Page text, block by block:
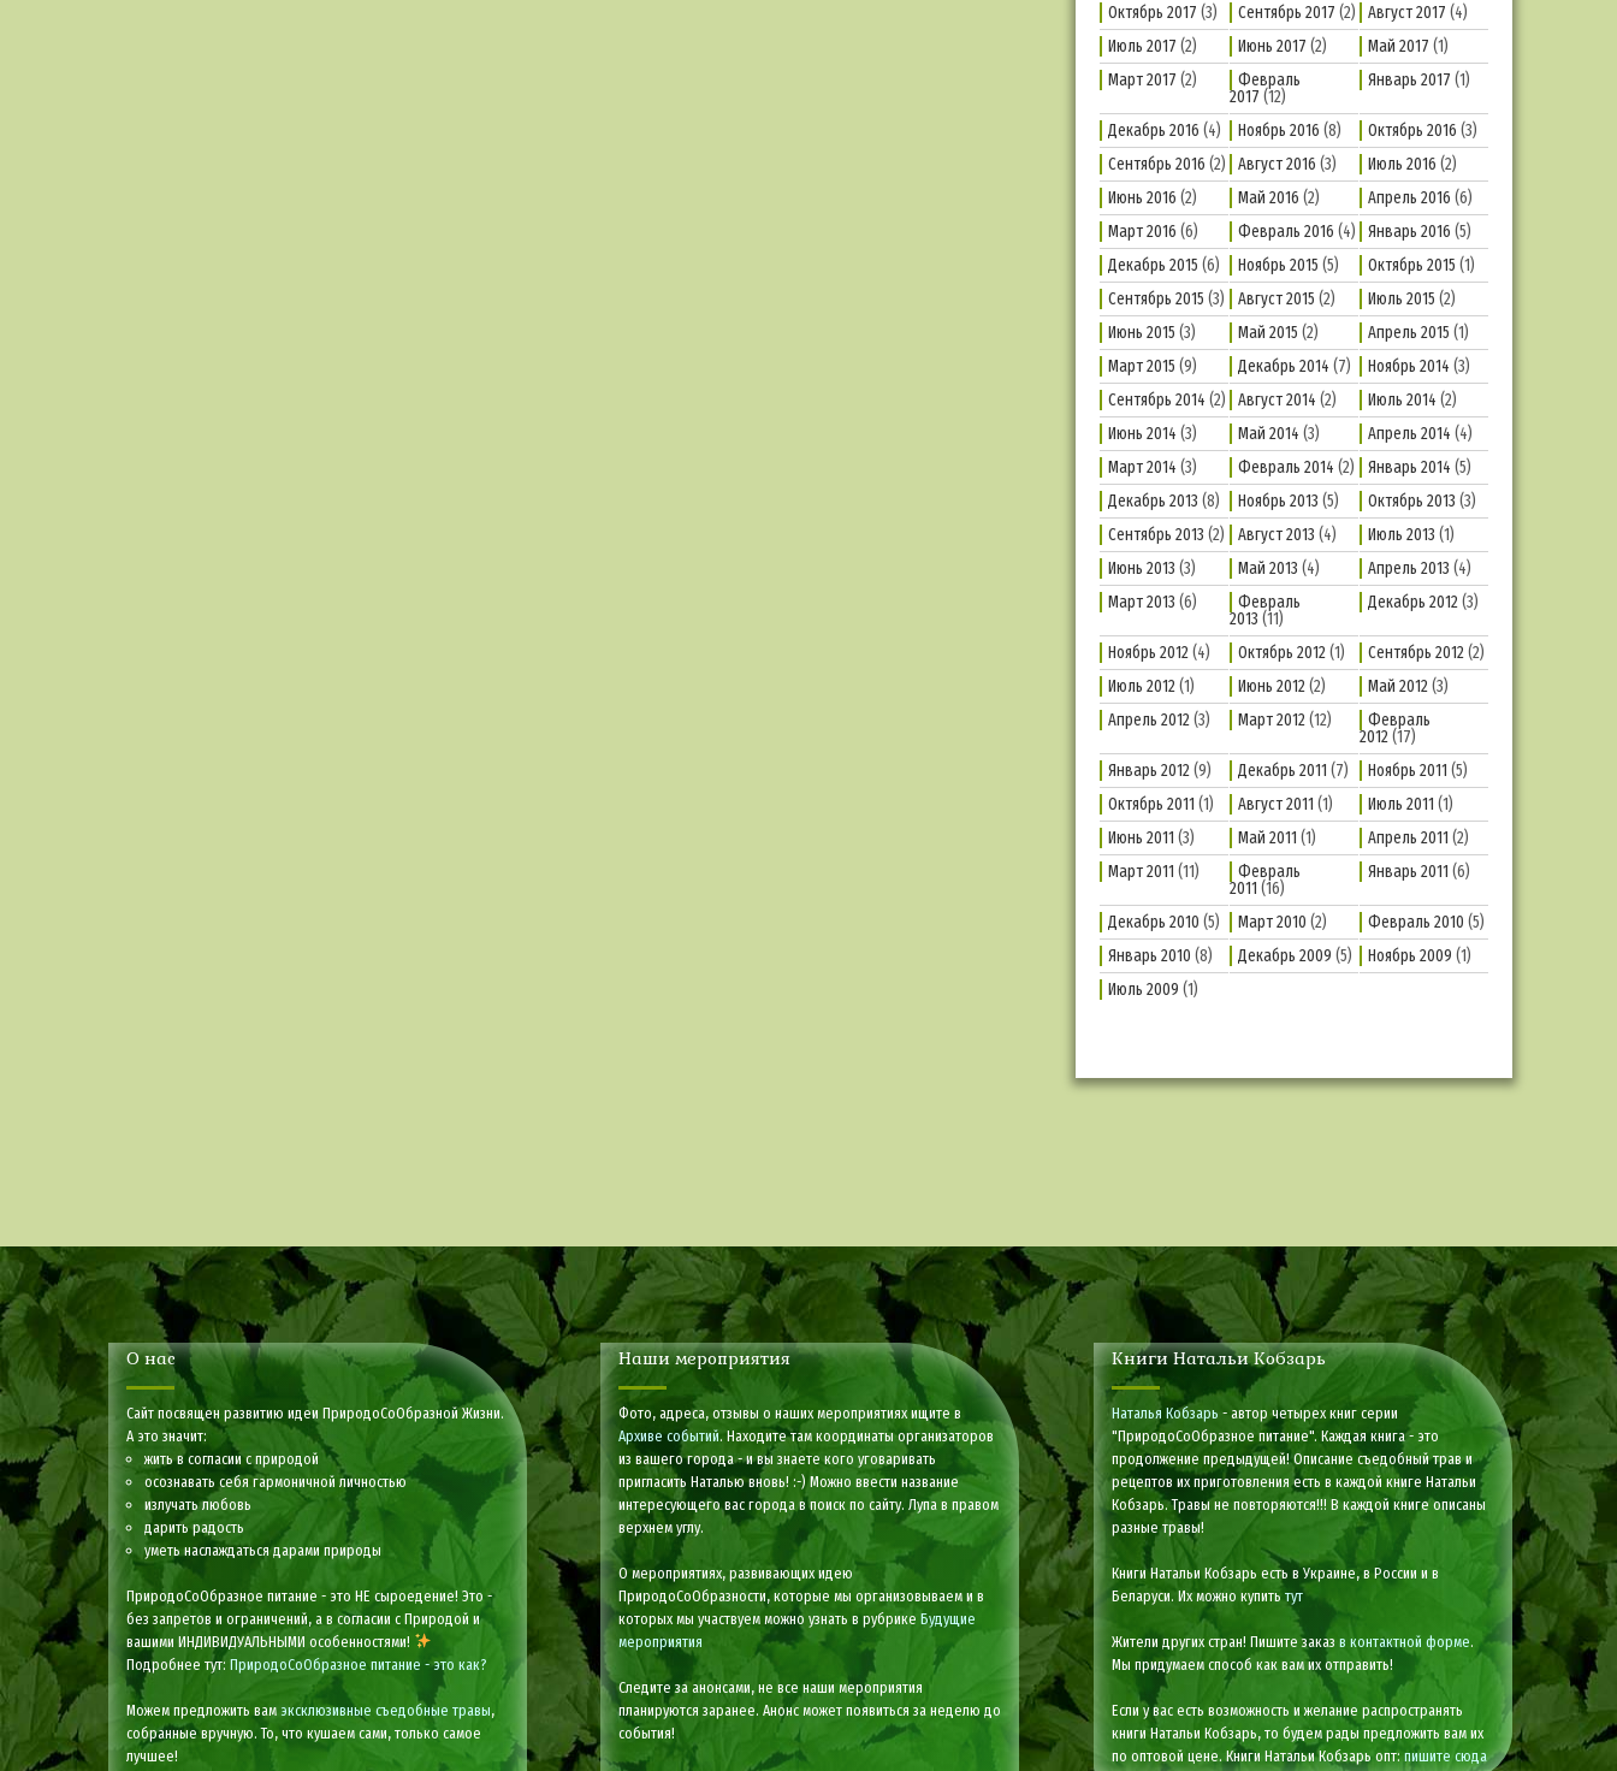
Октябрь 2017 (3) Сентябрь 2017 (2) Август 2017 (4)
Июль 2017 (2) Июнь 2017 (2) Май 2017 (1)
Март 2017 (2)
Февраль
2017 (12)
Январь 2017 (1)
Декабрь 2016 (4) Ноябрь 2016 (8) Октябрь 2016 (3)
Сентябрь 2016 (2) Август 2016 (3) Июль 2016 (2)
Июнь 2016 (2) Май 2016 (2) Апрель 2016 (6)
Март 2016 (6) Февраль 2016 (4) Январь 2016 (5)
Декабрь 2015 (6) Ноябрь 2015 (5) Октябрь 2015 (1)
Сентябрь 2015 (3) Август 2015 (2) Июль 2015 (2)
Июнь 2015 (3) Май 2015 (2) Апрель 2015 (1)
Март 2015 (9) Декабрь 2014 (7) Ноябрь 2014 (3)
Сентябрь 2014 (2) Август 2014 (2) Июль 2014 (2)
Июнь 2014 (3) Май 2014 (3) Апрель 2014 (4)
Март 2014 (3) Февраль 2014 (2) Январь 2014 (5)
Декабрь 2013 (8) Ноябрь 2013 (5) Октябрь 2013 (3)
Сентябрь 2013 (2) Август 2013 (4) Июль 2013 (1)
Июнь 2013 (3) Май 2013 (4) Апрель 2013 (4)
Март 2013 (6)
Февраль
2013 (11)
Декабрь 2012(3)
Ноябрь 2012(4) Октябрь 2012(1) Сентябрь 2012(2)
Июль 2012(1) Июнь 2012(2) Май 2012(3)
Апрель 2012(3) Март 2012(12)
Февраль
2012(17)
Январь 2012(9) Декабрь 2011 (7) Ноябрь 2011 (5)
Октябрь 2011 (1) Август 2011 (1) Июль 2011 (1)
Июнь 2011 (3) Май 2011 (1) Апрель 2011 (2)
Март 2011 (11)
Февраль
2011 (16)
Январь 2011 (6)
Декабрь 2010 (5) Март 2010 (2) Февраль 2010 (5)
Январь 2010 (8) Декабрь 2009 (5) Ноябрь 2009 (1)
Июль 2009 (1)
О нас
Сайт посвящен развитию идеи ПриродоСоОбразной Жизни.
А это значит:
жить в согласии с природой
осознавать себя гармоничной личностью
излучать любовь
дарить радость
уметь наслаждаться дарами природы
ПриродоСоОбразное питание - это НЕ сыроедение! Это -
без запретов и ограничений, а в согласии с Природой и
вашими ИНДИВИДУАЛЬНЫМИ особенностями!
Подробнее тут: ПриродоСоОбразное питание - это как?
Можем предложить вам эксклюзивные съедобные травы,
собранные вручную. То, что кушаем сами, только самое
лучшее!
Наши мероприятия
Фото, адреса, отзывы о наших мероприятиях ищите в
Архиве событий. Находите там координаты организаторов
из вашего города - и вы знаете кого уговаривать
пригласить Наталью вновь! :-) Можно ввести название
интересующего вас города в поиск по сайту. Лупа в правом
верхнем углу.
О мероприятиях, развивающих идею
ПриродоСоОбразности, которые мы организовываем и в
которых мы участвуем можно узнать в рубрикеБудущие
мероприятия
Следите за анонсами, не все наши мероприятия
планируются заранее. Анонс может появиться за неделю до
события!
Книги Натальи Кобзарь
Наталья Кобзарь - автор четырех книг серии
"ПриродоСоОбразное питание". Каждая книга - это
продолжение предыдущей! Описание съедобный трав и
рецептов их приготовления есть в каждой книге Натальи
Кобзарь. Травы не повторяются!!! В каждой книге описаны
разные травы!
Книги Натальи Кобзарь есть в Украине, в России и в
Беларуси. Их можно купить тут
Жители других стран! Пишите заказ в контактной форме.
Мы придумаем способ как вам их отправить!
Если у вас есть возможность и желание распространять
книги Натальи Кобзарь, то будем рады предложить вам их
по оптовой цене. Книги Натальи Кобзарь опт:пишите сюда